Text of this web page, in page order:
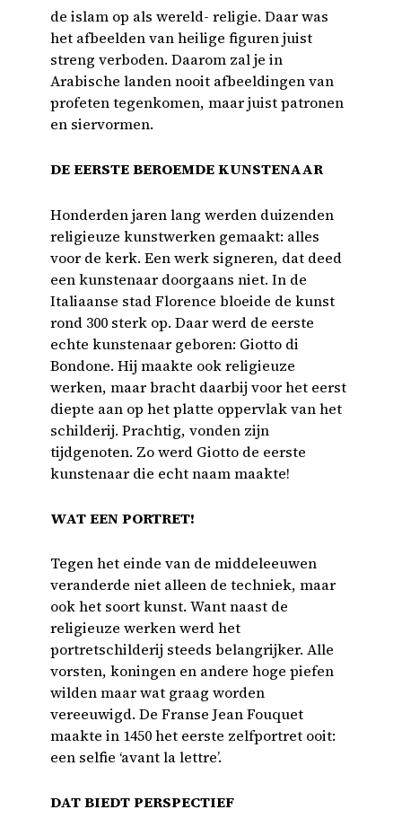
de islam op als wereld- religie. Daar was
het afbeelden van heilige figuren juist
streng verboden. Daarom zal je in
Arabische landen nooit afbeeldingen van
profeten tegenkomen, maar juist patronen
en siervormen.
DE EERSTE BEROEMDE KUNSTENAAR
Honderden jaren lang werden duizenden
religieuze kunstwerken gemaakt: alles
voor de kerk. Een werk signeren, dat deed
een kunstenaar doorgaans niet. In de
Italiaanse stad Florence bloeide de kunst
rond 300 sterk op. Daar werd de eerste
echte kunstenaar geboren: Giotto di
Bondone. Hij maakte ook religieuze
werken, maar bracht daarbij voor het eerst
diepte aan op het platte oppervlak van het
schilderij. Prachtig, vonden zijn
tijdgenoten. Zo werd Giotto de eerste
kunstenaar die echt naam maakte!
WAT EEN PORTRET!
Tegen het einde van de middeleeuwen
veranderde niet alleen de techniek, maar
ook het soort kunst. Want naast de
religieuze werken werd het
portretschilderij steeds belangrijker. Alle
vorsten, koningen en andere hoge piefen
wilden maar wat graag worden
vereeuwigd. De Franse Jean Fouquet
maakte in 1450 het eerste zelfportret ooit:
een selfie ‘avant la lettre’.
DAT BIEDT PERSPECTIEF